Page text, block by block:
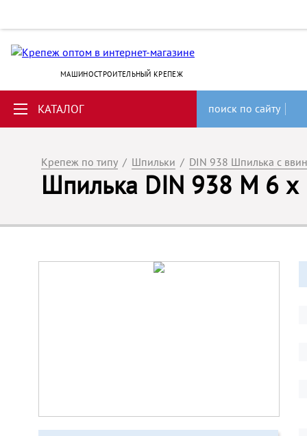
МАШИНОСТРОИТЕЛЬНЫЙ КРЕПЕЖ
КАТАЛОГ поиск по сайту
Крепеж по типу / Шпильки / DIN 938 Шпилька с
Шпилька DIN 938 M 6